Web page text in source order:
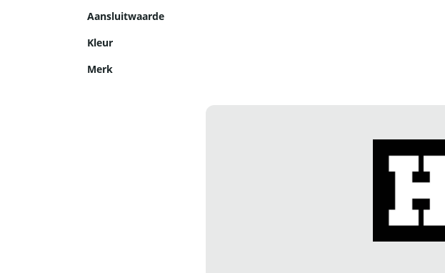
Aansluitwaarde
Kleur
Merk